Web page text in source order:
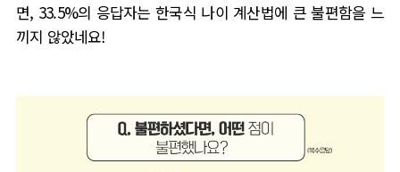
면, 33.5%의 응답자는 한국식 나이 계산법에 큰 불편함을 느
끼지 않았네요!